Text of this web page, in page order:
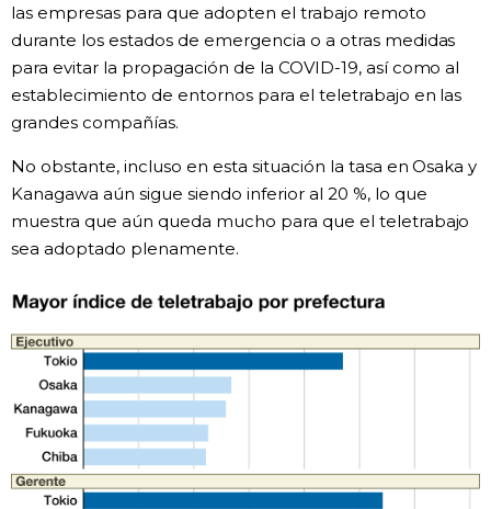
las empresas para que adopten el trabajo remoto
durante los estados de emergencia o a otras medidas
para evitar la propagación de la COVID-19, así como al
establecimiento de entornos para el teletrabajo en las
grandes compañías.
No obstante, incluso en esta situación la tasa en Osaka y
Kanagawa aún sigue siendo inferior al 20 %, lo que
muestra que aún queda mucho para que el teletrabajo
sea adoptado plenamente.